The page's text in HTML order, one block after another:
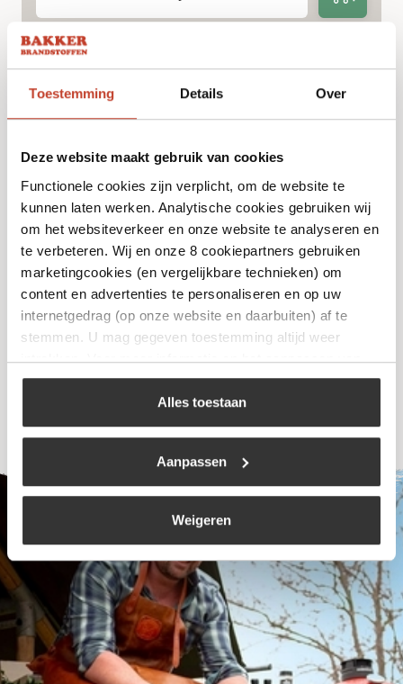
Toestemming Details Over
Deze website maakt gebruik van cookies
Functionele cookies zijn verplicht, om de website te
kunnen laten werken. Analytische cookies gebruiken wij
om het websiteverkeer en onze website te analyseren en
te verbeteren. Wij en onze 8 cookiepartners gebruiken
marketingcookies (en vergelijkbare technieken) om
content en advertenties te personaliseren en op uw
internetgedrag (op onze website en daarbuiten) af te
stemmen. U mag gegeven toestemming altijd weer
intrekken. Voor meer informatie en het aanpassen van
uw keuze op onze website verwijzen wij u naar ons
Alles toestaan
Aanpassen
Weigeren
Parker 2-Pits Kooktoestel
€88,00
Bekijk